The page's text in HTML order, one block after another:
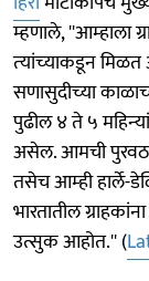
म्हणाले, ''आम्‍हाला
त्‍यांच्‍याकडून
सणासुदीच्‍या
पुढील ४ ते ५
असेल. आमची पुरवठा
तसेच आम्‍ही हार्ले-
भारतातील
उत्सुक आहोत.'' (